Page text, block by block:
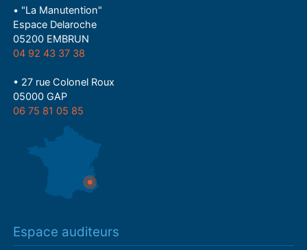
• "La Manutention"
Espace Delaroche
05200 EMBRUN
04 92 43 37 38
• 27 rue Colonel Roux
05000 GAP
06 75 81 05 85
Espace auditeurs